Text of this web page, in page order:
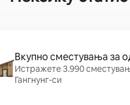
Вкупно сместувања за
Истражете 3.990
Гангнунг-си